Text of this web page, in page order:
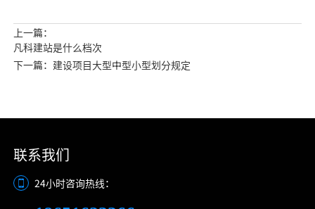
上一篇：
凡科建站是什么档次
下一篇：建设项目大型中型小型划分规定
联系我们
24小时咨询热线：